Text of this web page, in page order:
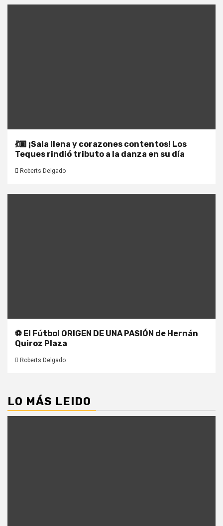
💃🏿 ¡Sala llena y corazones contentos! Los
Teques rindió tributo a la danza en su día
Roberts Delgado
⚽ El Fútbol ORIGEN DE UNA PASIÓN de Hernán
Quiroz Plaza
Roberts Delgado
LO MÁS LEIDO